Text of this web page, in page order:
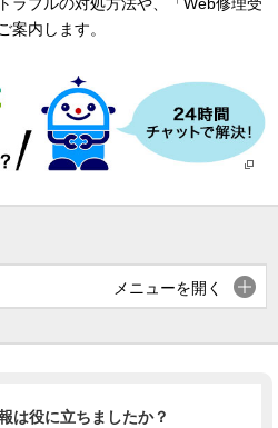
ラブルの対処方法や、「Web修理受
案内します。
メニューを開く
は役に立ちましたか？